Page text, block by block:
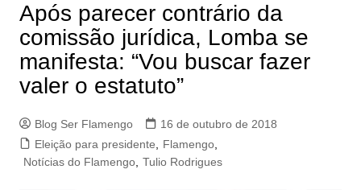
Após parecer contrário da
comissão jurídica, Lomba se
manifesta: “Vou buscar fazer
valer o estatuto”
Blog Ser Flamengo
16 de outubro de 2018
Eleição para presidente
Flamengo,
Notícias do Flamengo, Tulio Rodrigues